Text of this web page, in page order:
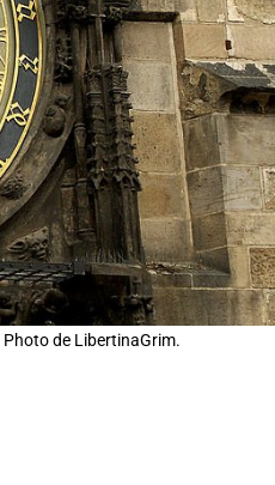
Photo de LibertinaGrim.